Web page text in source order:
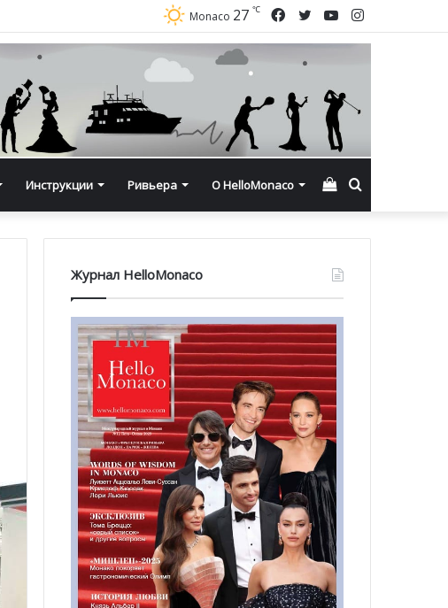
Instagram
YouTube
Twitter
Facebook
Monaco 27 ℃
Инструкции Ривьера О HelloMonaco Смотреть
корзину
Журнал HelloMonaco